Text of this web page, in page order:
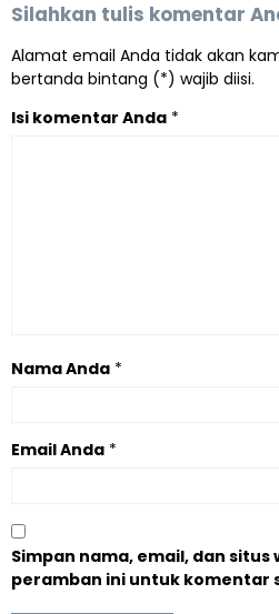
Silahkan tulis komentar
Alamat email Anda tidak akan
bertanda bintang (*) wajib diisi.
Isi komentar Anda *
Nama Anda *
Email Anda *
Simpan nama, email, dan situs
peramban ini untuk komentar